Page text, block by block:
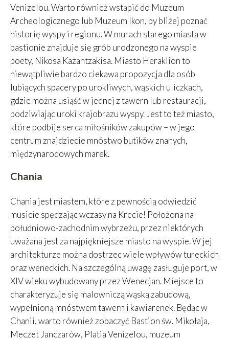
Venizelou. Warto również wstąpić do Muzeum
Archeologicznego lub Muzeum Ikon, by bliżej poznać
historię wyspy i regionu. W murach starego miasta w
bastionie znajduje się grób urodzonego na wyspie
poety, Nikosa Kazantzakisa. Miasto Heraklion to
niewątpliwie bardzo ciekawa propozycja dla osób
lubiących spacery po urokliwych, wąskich uliczkach,
gdzie można usiąść w jednej z tawern lub restauracji,
podziwiając uroki krajobrazu wyspy. Jest to też miasto,
które podbije serca miłośników zakupów – w jego
centrum znajdziecie mnóstwo butików znanych,
międzynarodowych marek.
Chania
Chania jest miastem, które z pewnością odwiedzić
musicie spędzając wczasy na Krecie! Położona na
południowo-zachodnim wybrzeżu, przez niektórych
uważana jest za najpiękniejsze miasto na wyspie. W jej
architekturze można dostrzec wiele wpływów tureckich
oraz weneckich. Na szczególną uwagę zasługuje port, w
XIV wieku wybudowany przez Wenecjan. Miejsce to
charakteryzuje się malowniczą wąską zabudową,
wypełnioną mnóstwem tawern i kawiarenek. Będąc w
Chanii, warto również zobaczyć Bastion św. Mikołaja,
Meczet Janczarów, Platia Venizelou, muzeum